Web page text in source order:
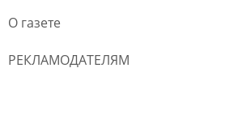
О газете
РЕКЛАМОДАТЕЛЯМ